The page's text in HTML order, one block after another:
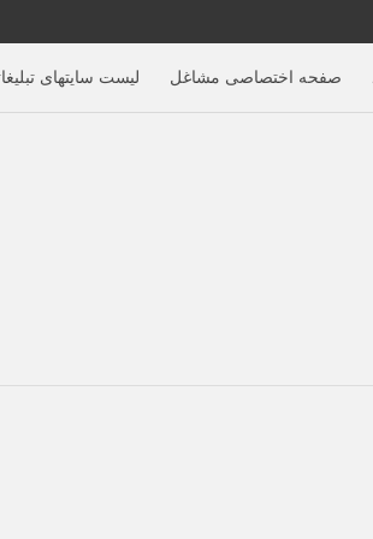
صفحه اختصاصی مشاغل لیست سایتهای